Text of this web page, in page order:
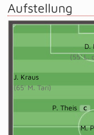
Aufstellung
D.
(55' L.
J. Kraus
(65' M. Tari)
P. Theis C
M.